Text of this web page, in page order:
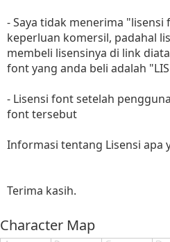
- Saya tidak menerima
keperluan komersil, padahal
membeli lisensinya di link
font yang anda beli adalah
- Lisensi font setelah
font tersebut
Informasi tentang Lisensi apa
Terima kasih.
Character Map